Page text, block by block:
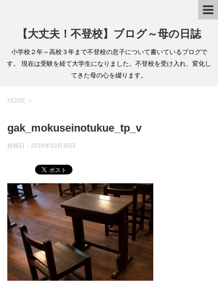
【大丈夫！不登校】ブログ～母の日誌
小学校２年～高校３年まで不登校の息子について書いているブログで
す。 現在は受験を経て大学生になりました。不登校を受け入れ、変化し
てきた母の心を綴ります。
HOME >
gak_mokuseinotukue_tp_v
投稿日： 2016年10月30日